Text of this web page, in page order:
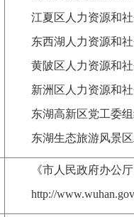
江夏区人力资源和
东西湖人力资源和
黄陂区人力资源和
新洲区人力资源和
东湖高新区党工委
东湖生态旅游风景
《市人民政府办公
http://